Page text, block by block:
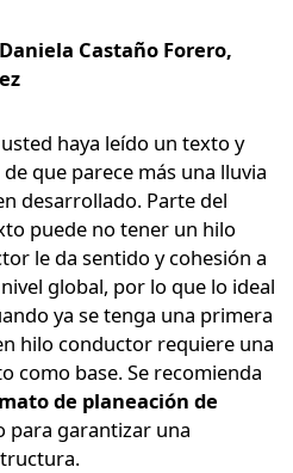
Castaño Forero,
haya leído un texto y
que parece más una lluvia
desarrollado. Parte del
puede no tener un hilo
le da sentido y cohesión a
global, por lo que lo ideal
ya se tenga una primera
hilo conductor requiere una
como base. Se recomienda
de planeación de
para garantizar una